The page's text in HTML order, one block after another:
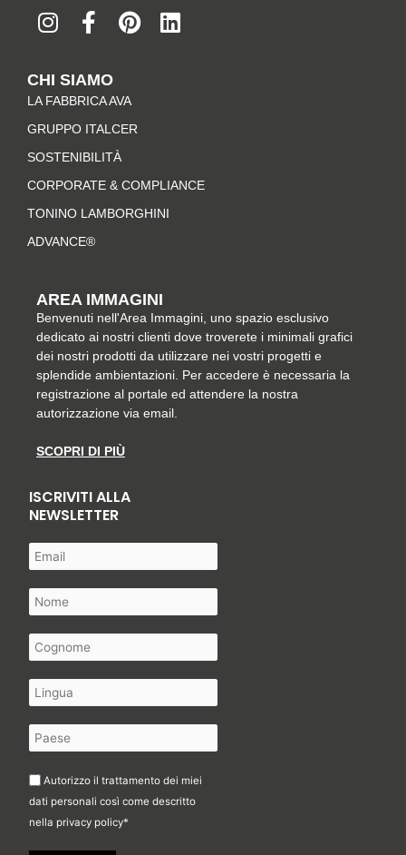
n
s
a
g
r
a
m
a
c
b
o
o
k
-
f
i
n
r
e
t
i
n
CHI SIAMO
LA FABBRICA AVA
GRUPPO ITALCER
SOSTENIBILITÀ
CORPORATE & COMPLIANCE
TONINO LAMBORGHINI
ADVANCE®
AREA IMMAGINI
Benvenuti nell'Area Immagini, uno spazio esclusivo
dedicato ai nostri clienti dove troverete i minimali grafici
dei nostri prodotti da utilizzare nei vostri progetti e
splendide ambientazioni. Per accedere è necessaria la
registrazione al portale ed attendere la nostra
autorizzazione via email.
SCOPRI DI PIÙ
ISCRIVITI ALLA
NEWSLETTER
Autorizzo il trattamento dei miei
dati personali così come descritto
nella privacy policy*